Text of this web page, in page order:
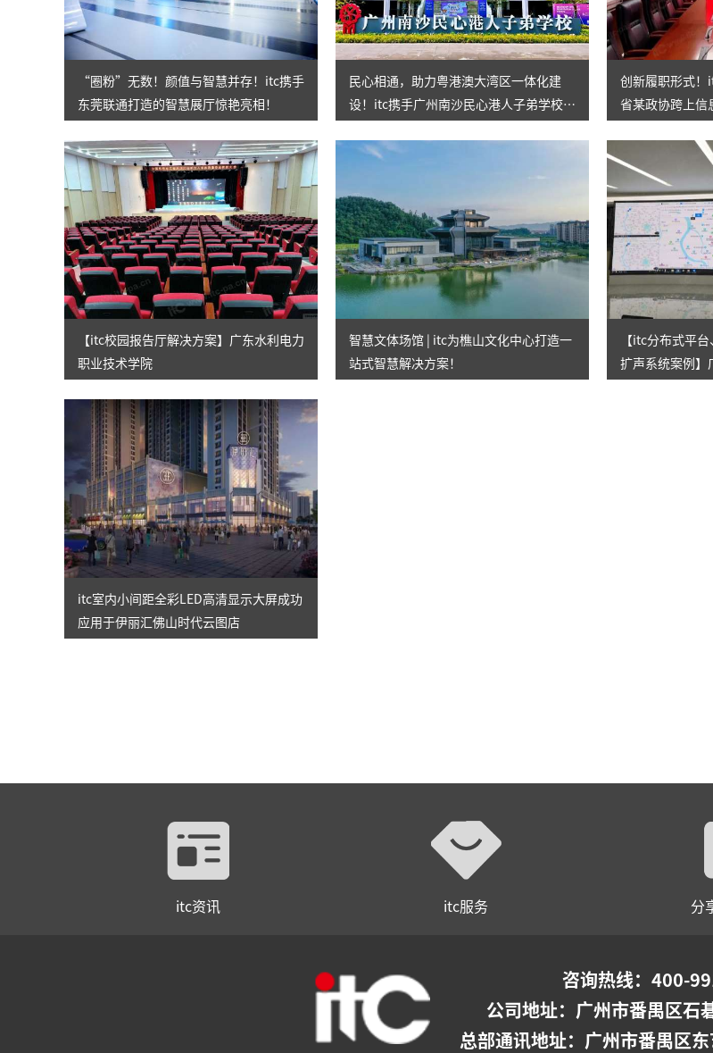
“圈粉”无数！颜值与智慧并存！itc携手
东莞联通打造的智慧展厅惊艳亮相！
民心相通，助力粤港澳大湾区一体化建
设！itc携手广州南沙民心港人子弟学校高
创新履职形式
省某政协跨上信
【itc校园报告厅解决方案】广东水利电力
职业技术学院
智慧文体场馆 | itc为樵山文化中心打造一
站式智慧解决方案！
【itc分布式平
扩声系统案例】
itc室内小间距全彩LED高清显示大屏成功
应用于伊丽汇佛山时代云图店
itc资讯 itc服务 分
咨询热线：400-
公司地址： 广州市番禺区石
总部通讯地址：广州市番禺区